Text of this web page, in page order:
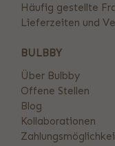
Häufig gestellte
Lieferzeiten und
BULBBY
Über Bulbby
Offene Stellen
Blog
Kollaborationen